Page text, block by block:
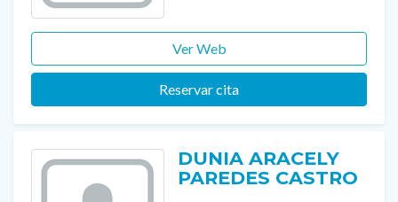
Ver Web
Reservar cita
DUNIA ARACELY
PAREDES CASTRO